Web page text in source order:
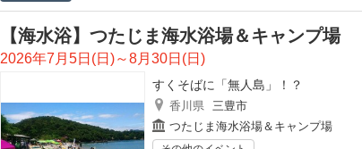
【海水浴】つたじま海水浴場＆キャンプ場
2026年7月5日(日)～8月30日(日)
すくそばに「無人島」！？
香川県 三豊市
つたじま海水浴場＆キャンプ場